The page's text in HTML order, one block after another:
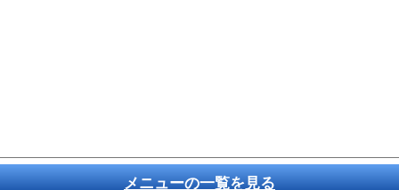
メニューの一覧を見る